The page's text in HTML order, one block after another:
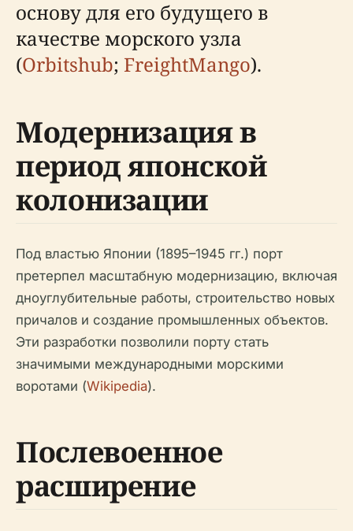
основу для его будущего в
качестве морского узла
(Orbitshub; FreightMango).
Модернизация в
период японской
колонизации
Под властью Японии (1895–1945 гг.) порт
претерпел масштабную модернизацию, включая
дноуглубительные работы, строительство новых
причалов и создание промышленных объектов.
Эти разработки позволили порту стать
значимыми международными морскими
воротами (Wikipedia).
Послевоенное
расширение